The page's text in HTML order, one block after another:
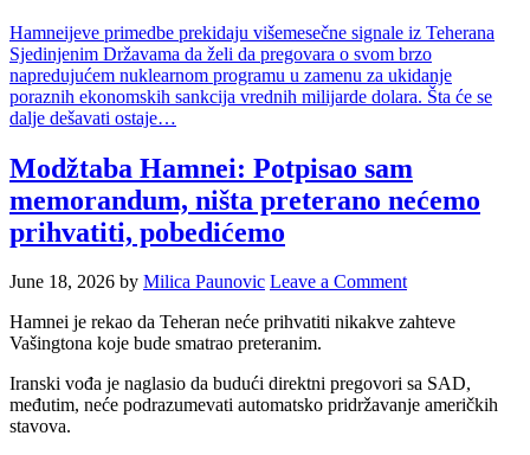
Hamneijeve primedbe prekidaju višemesečne signale iz Teherana
Sjedinjenim Državama da želi da pregovara o svom brzo
napredujućem nuklearnom programu u zamenu za ukidanje
poraznih ekonomskih sankcija vrednih milijarde dolara. Šta će se
dalje dešavati ostaje…
Modžtaba Hamnei: Potpisao sam
memorandum, ništa preterano nećemo
prihvatiti, pobedićemo
June 18, 2026 by Milica Paunovic Leave a Comment
Hamnei je rekao da Teheran neće prihvatiti nikakve zahteve
Vašingtona koje bude smatrao preteranim.
Iranski vođa je naglasio da budući direktni pregovori sa SAD,
međutim, neće podrazumevati automatsko pridržavanje američkih
stavova.